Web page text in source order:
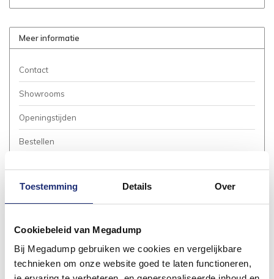
Toestemming Details Over
Cookiebeleid van Megadump
Bij Megadump gebruiken we cookies en vergelijkbare
technieken om onze website goed te laten functioneren,
Meer informatie
Contact
Showrooms
Openingstijden
Bestellen
Bezorgen / Afhalen
Garantie / Klachten
Service Aanvraag